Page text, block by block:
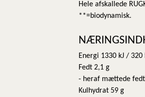
Hele afskallede
**=biodynamisk.
Energi 1330 kJ / 320
Fedt 2,1 g
- heraf mættede
Kulhydrat 59 g